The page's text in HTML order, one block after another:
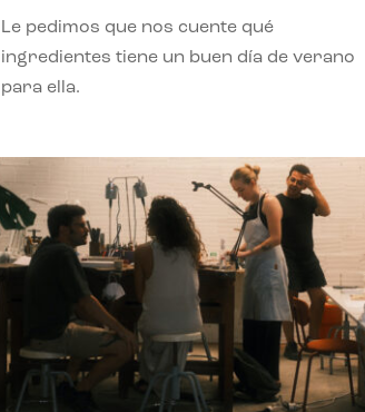
Le pedimos que nos cuente qué
ingredientes tiene un buen día de verano
para ella.